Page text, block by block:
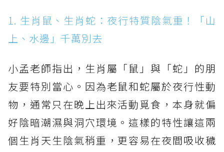
1. 生肖鼠、生肖蛇：夜行特質陰氣重！「山
上、水邊」千萬別去
小孟老師指出，生肖屬「鼠」與「蛇」的朋
友要特別當心。因為老鼠和蛇屬於夜行性動
物，通常只在晚上出來活動覓食，本身就偏
好陰暗潮濕與洞穴環境。這樣的特性讓這兩
個生肖天生陰氣稍重，更容易在夜間吸收穢